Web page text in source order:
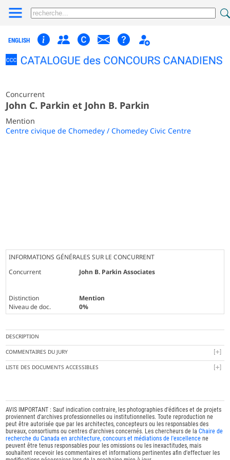
ENGLISH
Concurrent
John C. Parkin et John B. Parkin
Mention
Centre civique de Chomedey / Chomedey Civic Centre
INFORMATIONS GÉNÉRALES SUR LE CONCURRENT
Concurrent
John B. Parkin Associates
Distinction
Mention
Niveau de doc.
0%
DESCRIPTION
COMMENTAIRES DU JURY
LISTE DES DOCUMENTS ACCESSIBLES
AVIS IMPORTANT : Sauf indication contraire, les photographies d'édifices et de projets
proviennent d'archives professionnelles ou institutionnelles. Toute reproduction ne
peut être autorisée que par les architectes, concepteurs ou les responsables des
bureaux, consortiums ou centres d'archives concernés. Les chercheurs de laChaire de
recherche du Canada en architecture, concours et médiations de l'excellence ne
peuvent être tenus responsables pour les omissions ou les inexactitudes, mais
souhaitent recevoir les commentaires et informations pertinentes afin d'effectuer les